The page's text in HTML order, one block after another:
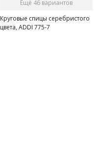
Ещё 46 вариантов
Круговые спицы серебристого
цвета, ADDI 775-7